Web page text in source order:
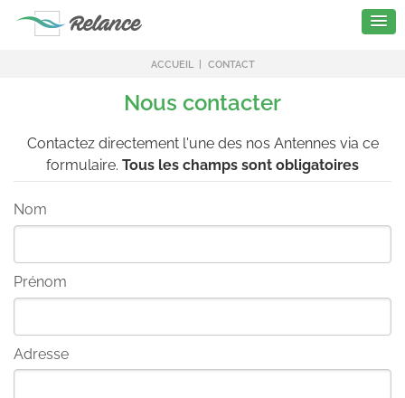
ACCUEIL CONTACT
Nous contacter
Contactez directement l'une des nos Antennes via ce
formulaire. Tous les champs sont obligatoires
Nom
Prénom
Adresse